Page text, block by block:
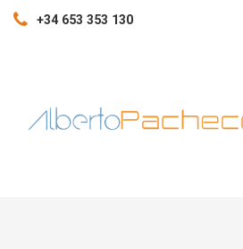
+34 653 353 130